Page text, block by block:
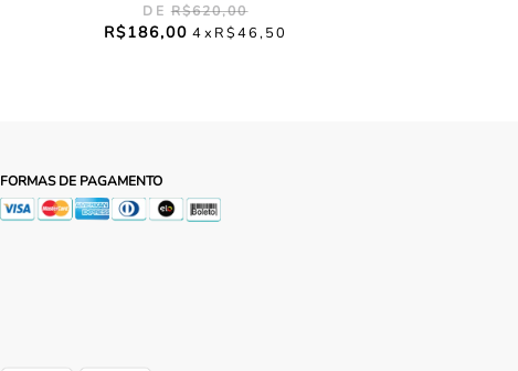
R$620,00
R$186,00 4 R$46,50
FORMAS DE PAGAMENTO